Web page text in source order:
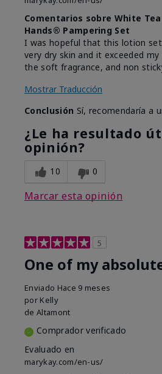
Comentarios sobre White
Hands® Pampering Set
I was hopeful that this lotion
very dry skin and it exceeded
the soft fragrance, and non
Mostrar Traducción
Conclusión Sí, recomendaría a
¿Le ha resultado
opinión?
10 0
Marcar esta opinión
5
One of my
Enviado Hace 9 meses
por Kelly
de Altamont
Comprador verificado
Evaluado en
marykay.com/en-us/